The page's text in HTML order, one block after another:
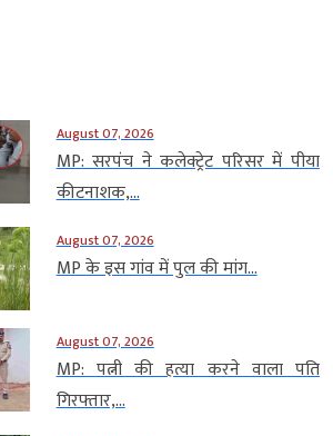
August 07, 2026
MP: सरपंच ने कलेक्ट्रेट परिसर में पीया
कीटनाशक,...
August 07, 2026
MP के इस गांव में पुल की मांग...
August 07, 2026
MP: पत्नी की हत्या करने वाला पति
गिरफ्तार,...